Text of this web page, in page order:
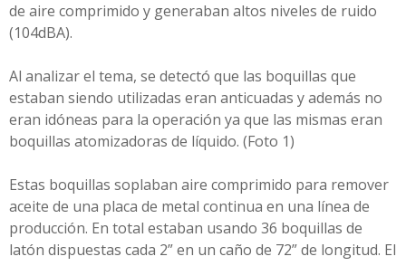
de aire comprimido y generaban altos niveles de ruido
(104dBA).
Al analizar el tema, se detectó que las boquillas que
estaban siendo utilizadas eran anticuadas y además no
eran idóneas para la operación ya que las mismas eran
boquillas atomizadoras de líquido. (Foto 1)
Estas boquillas soplaban aire comprimido para remover
aceite de una placa de metal continua en una línea de
producción. En total estaban usando 36 boquillas de
latón dispuestas cada 2” en un caño de 72” de longitud. El